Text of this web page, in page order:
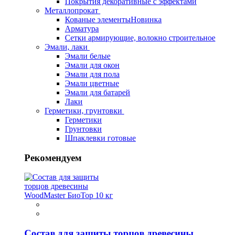
Металлопрокат
Кованые элементыНовинка
Арматура
Сетки армирующие, волокно строительное
Эмали, лаки
Эмали белые
Эмали для окон
Эмали для пола
Эмали цветные
Эмали для батарей
Лаки
Герметики, грунтовки
Герметики
Грунтовки
Шпаклевки готовые
Рекомендуем